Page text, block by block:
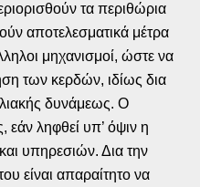
τα περιθώρια
αποτελεσματικά μέτρα
μηχανισμοί, ώστε να
των κερδών, ιδίως δια
δυνάμεως. Ο
εάν ληφθεί υπ’ όψιν η
υπηρεσιών. Δια την
είναι απαραίτητο να